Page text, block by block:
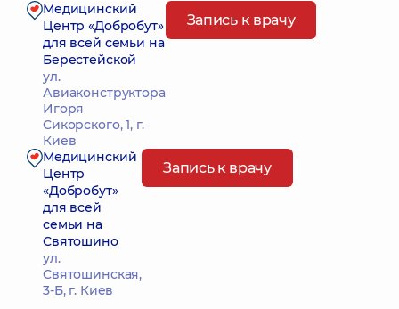
Медицинский
Центр «Добробут»
для всей семьи на
Берестейской
ул.
Авиаконструктора
Игоря
Сикорского, 1, г.
Киев
Запись к врачу
Медицинский
Центр
«Добробут»
для всей
семьи на
Святошино
ул.
Святошинская,
3-Б, г. Киев
Запись к врачу